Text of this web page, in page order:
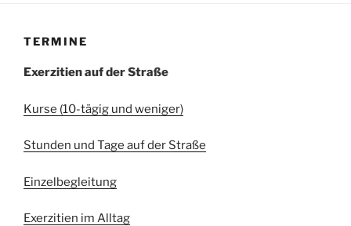
TERMINE
Exerzitien auf der Straße
Kurse (10-tägig und weniger)
Stunden und Tage auf der Straße
Einzelbegleitung
Exerzitien im Alltag